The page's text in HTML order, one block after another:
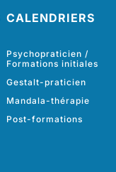
CALENDRIERS
Psychopraticien /
Formations initiales
Gestalt-praticien
Mandala-thérapie
Post-formations